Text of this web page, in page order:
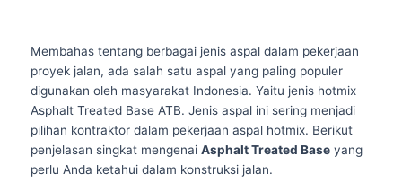
Membahas tentang berbagai jenis aspal dalam pekerjaan
proyek jalan, ada salah satu aspal yang paling populer
digunakan oleh masyarakat Indonesia. Yaitu jenis hotmix
Asphalt Treated Base ATB. Jenis aspal ini sering menjadi
pilihan kontraktor dalam pekerjaan aspal hotmix. Berikut
penjelasan singkat mengenai Asphalt Treated Baseyang
perlu Anda ketahui dalam konstruksi jalan.